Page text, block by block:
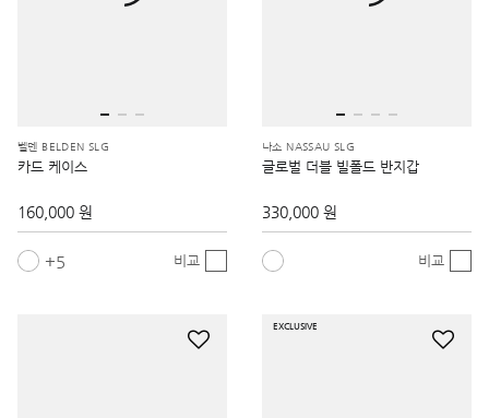
벨덴 BELDEN SLG
카드 케이스
160,000 원
5 비교
나소 NASSAU SLG
글로벌 더블 빌폴드 반지갑
330,000 원
비교
EXCLUSIVE